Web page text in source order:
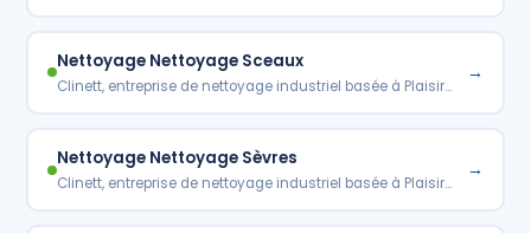
Nettoyage Nettoyage Sceaux
Clinett, entreprise de nettoyage industriel basée à Plaisir…
→
Nettoyage Nettoyage Sèvres
Clinett, entreprise de nettoyage industriel basée à Plaisir…
→